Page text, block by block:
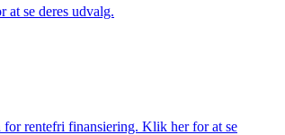
se deres udvalg.
rentefri finansiering. Klik her for at se